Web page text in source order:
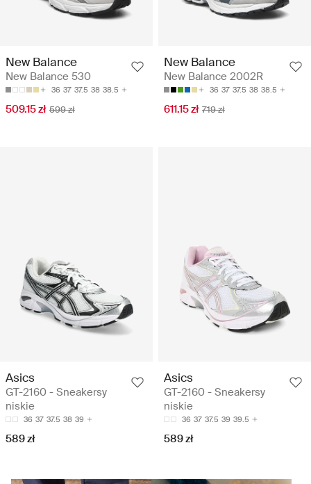
New Balance
New Balance 530
36 37 37.5 38 38.5
509.15 zł 599 zł
New Balance
New Balance 2002R
36 37 37.5 38 38.5
611.15 zł 719 zł
Asics
GT-2160 - Sneakersy
niskie
36 37 37.5 38 39
589 zł
Asics
GT-2160 - Sneakersy
niskie
36 37 37.5 39 39.5
589 zł